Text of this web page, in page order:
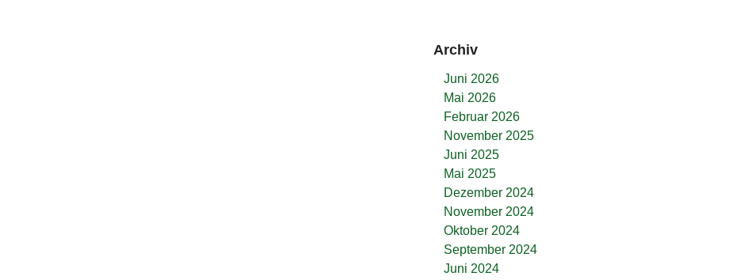
Archiv
Juni 2026
Mai 2026
Februar 2026
November 2025
Juni 2025
Mai 2025
Dezember 2024
November 2024
Oktober 2024
September 2024
Juni 2024